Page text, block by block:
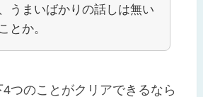
うまいばかりの話しは無い
とか。
つのことがクリアできるなら